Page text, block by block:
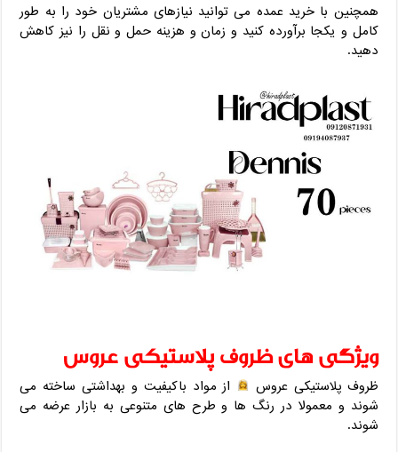
همچنین با خرید عمده می توانید نیازهای مشتریان خود را به طور
کامل و یکجا برآورده کنید و زمان و هزینه حمل و نقل را نیز کاهش
دهید.
ویژگی های ظروف پلاستیکی عروس
ظروف پلاستیکی عروس
از مواد باکیفیت و بهداشتی ساخته می
شوند و معمولا در رنگ ها و طرح های متنوعی به بازار عرضه می
شوند.